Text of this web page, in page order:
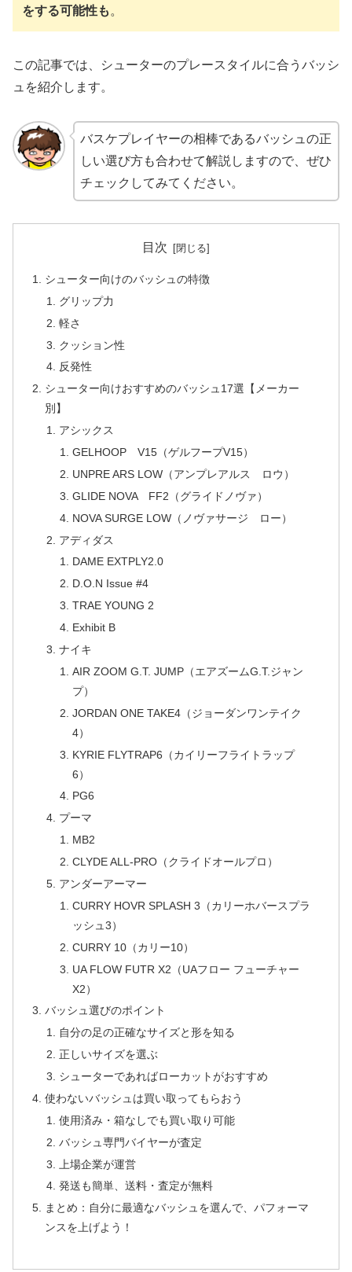
をする可能性も 。
この記事では、シューターのプレースタイルに合うバッシ
ュを紹介します。
バスケプレイヤーの相棒であるバッシュの正
しい選び方も合わせて解説しますので、ぜひ
チェックしてみてください。
目次
シューター向けのバッシュの特徴
グリップ力
軽さ
クッション性
反発性
シューター向けおすすめのバッシュ17選【メーカー
別】
アシックス
GELHOOP V15（ゲルフープV15）
UNPRE ARS LOW（アンプレアルス ロウ）
GLIDE NOVA FF2（グライドノヴァ）
NOVA SURGE LOW（ノヴァサージ ロー）
アディダス
DAME EXTPLY2.0
D.O.N Issue #4
TRAE YOUNG 2
Exhibit B
ナイキ
AIR ZOOM G.T. JUMP（エアズームG.T.ジャン
プ）
JORDAN ONE TAKE4（ジョーダンワンテイク
4）
KYRIE FLYTRAP6（カイリーフライトラップ
6）
PG6
プーマ
MB2
CLYDE ALL-PRO（クライドオールプロ）
アンダーアーマー
CURRY HOVR SPLASH 3（カリーホバースプラ
ッシュ3）
CURRY 10（カリー10）
UA FLOW FUTR X2（UAフロー フューチャー
X2）
バッシュ選びのポイント
自分の足の正確なサイズと形を知る
正しいサイズを選ぶ
シューターであればローカットがおすすめ
使わないバッシュは買い取ってもらおう
使用済み・箱なしでも買い取り可能
バッシュ専門バイヤーが査定
上場企業が運営
発送も簡単、送料・査定が無料
まとめ：自分に最適なバッシュを選んで、パフォーマ
ンスを上げよう！